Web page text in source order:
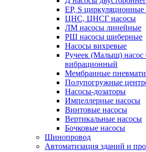
EP, S циркуляционные
ЦНС, ЦНСГ насосы
ЛМ насосы линейные
РШ насосы шиберные
Насосы вихревые
Ручеек (Малыш) насос
вибрационный
Мембранные
Полупогружные
Насосы-дозаторы
Импеллерные насосы
Винтовые насосы
Вертикальные насосы
Бочковые насосы
Шинопровод
Автоматизация зданий и